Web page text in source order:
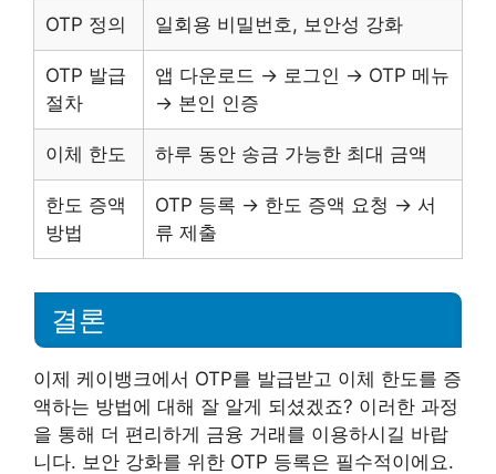
OTP 정의 일회용 비밀번호, 보안성 강화
OTP 발급
절차
앱 다운로드 → 로그인 → OTP 메뉴
→ 본인 인증
이체 한도 하루 동안 송금 가능한 최대 금액
한도 증액
방법
OTP 등록 → 한도 증액 요청 → 서
류 제출
결론
이제 케이뱅크에서 OTP를 발급받고 이체 한도를 증
액하는 방법에 대해 잘 알게 되셨겠죠? 이러한 과정
을 통해 더 편리하게 금융 거래를 이용하시길 바랍
니다. 보안 강화를 위한 OTP 등록은 필수적이에요.